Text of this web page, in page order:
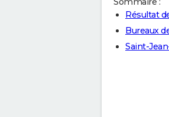
Résultat
Bureaux
Saint-